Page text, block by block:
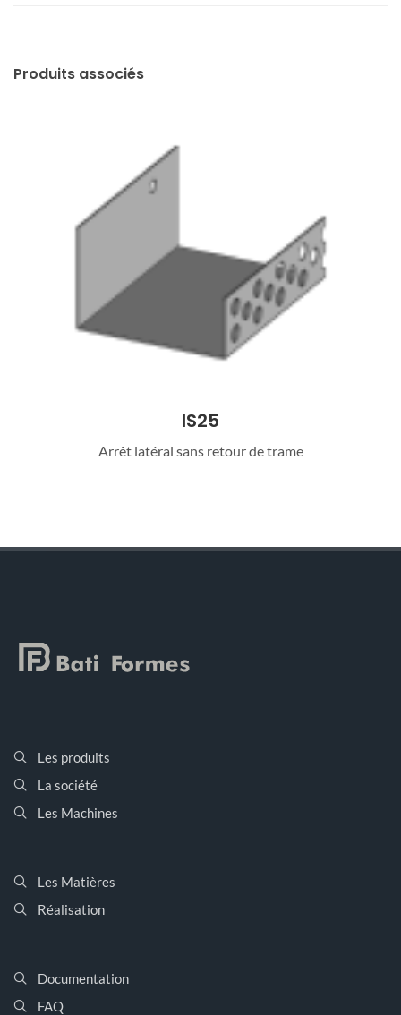
Produits associés
IS25
Arrêt latéral sans retour de trame
Les produits
La société
Les Machines
Les Matières
Réalisation
Documentation
FAQ